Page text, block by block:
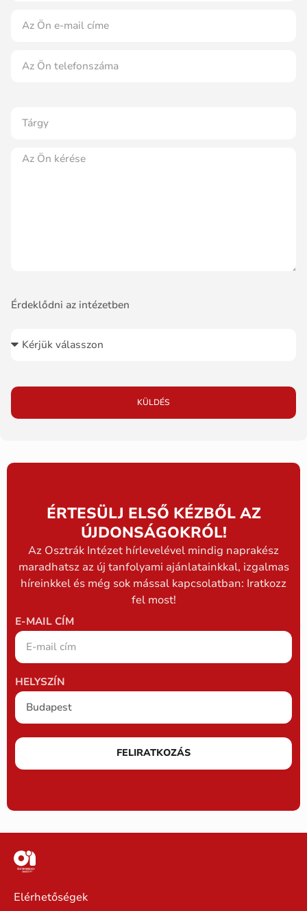
Érdeklődni az intézetben
KÜLDÉS
ÉRTESÜLJ ELSŐ KÉZBŐL AZ
ÚJDONSÁGOKRÓL!
Az Osztrák Intézet hírlevelével mindig naprakész
maradhatsz az új tanfolyami ajánlatainkkal, izgalmas
híreinkkel és még sok mással kapcsolatban: Iratkozz
fel most!
E-MAIL CÍM
HELYSZÍN
FELIRATKOZÁS
Elérhetőségek